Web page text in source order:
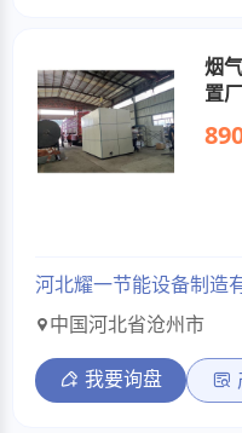
烟
置
河北耀一节能设备制造
中国河北省沧州市
我要询盘